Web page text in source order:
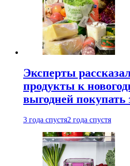
Эксперты
продукты к
выгодней покупать
3 года спустя2 года спустя